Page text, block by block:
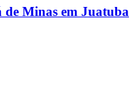
de Minas em Juatuba